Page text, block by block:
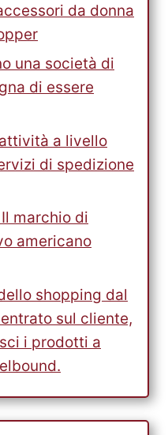
da donna
una società di
di essere
a livello
di spedizione
marchio di
americano
shopping dal
sul cliente,
i prodotti a